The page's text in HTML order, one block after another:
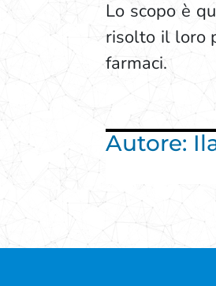
Lo scopo è
risolto il loro
farmaci.
Autore: